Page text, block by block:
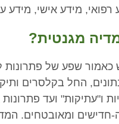
רפואי, מידע אישי, מידע
מגנטית?
כאמור שפע של פתרונות
החל בקלסרים
ו"עתיקות" ועד פתרונות
חדישים ומאובטחים.